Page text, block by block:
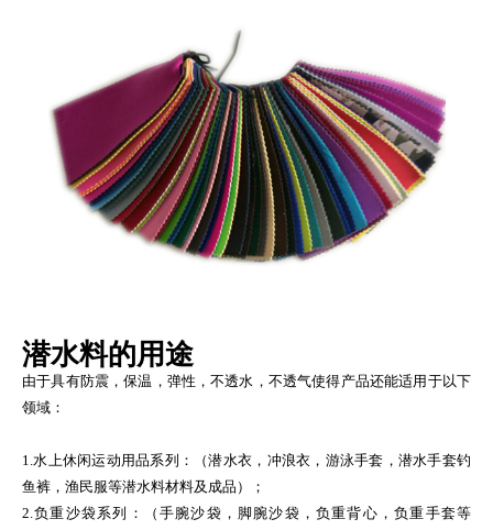
潜水料的用途
由于具有防震，保温，弹性，不透水，不透气使得产品还能适用于以下
领域：
1.水上休闲运动用品系列：（潜水衣，冲浪衣，游泳手套，潜水手套钓
鱼裤，渔民服等潜水料材料及成品）；
2.负重沙袋系列：（手腕沙袋，脚腕沙袋，负重背心，负重手套等